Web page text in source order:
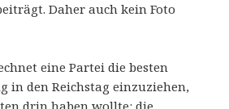
Daher auch kein Foto
eine Partei die besten
in den Reichstag einzuziehen,